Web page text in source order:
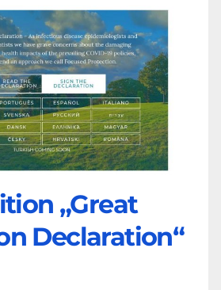
„Great
Declaration“